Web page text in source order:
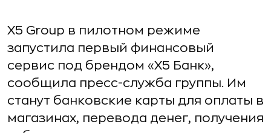
X5 Group в пилотном режиме
запустила первый финансовый
сервис под брендом «X5 Банк»,
сообщила пресс-служба группы. Им
станут банковские карты для оплаты в
магазинах, перевода денег, получения